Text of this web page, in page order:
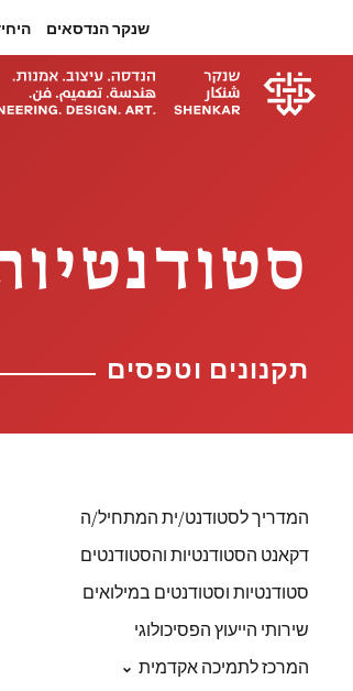
שנקר הנדסאים
תקנונים וטפסים
המדריך לסטודנט/ית המתחיל/ה
דקאנט הסטודנטיות והסטודנטים
סטודנטיות וסטודנטים במילואים
שירותי הייעוץ הפסיכולוגי
המרכז לתמיכה אקדמית